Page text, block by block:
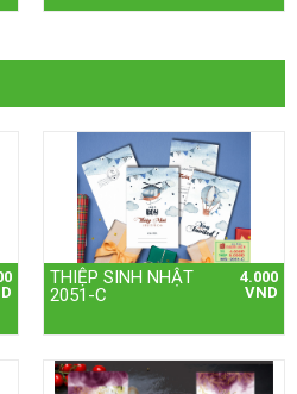
THIỆP SINH NHẬT
2051-C
4.000
VND